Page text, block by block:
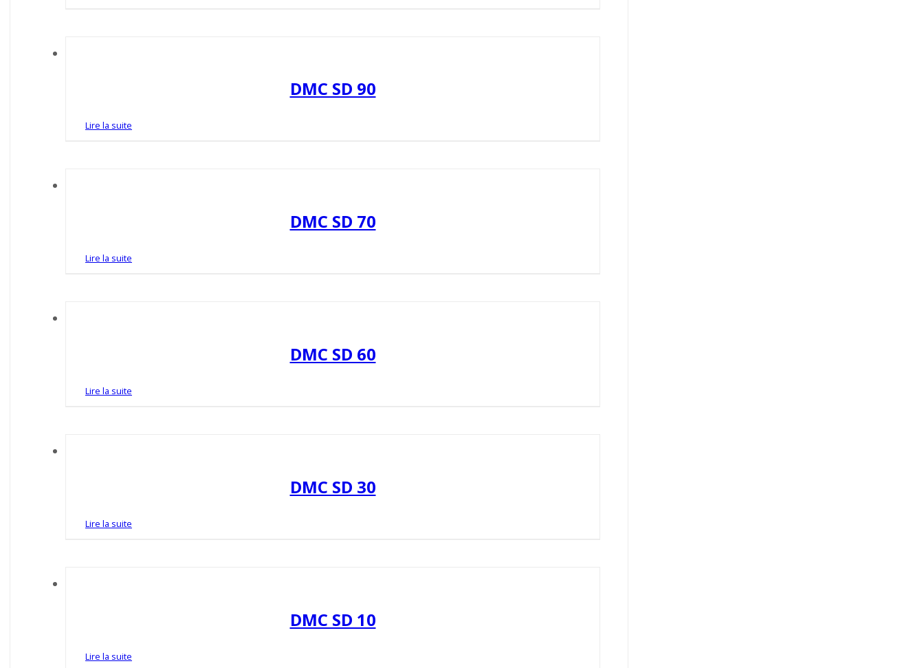
DMC SD 90
Lire la suite
DMC SD 70
Lire la suite
DMC SD 60
Lire la suite
DMC SD 30
Lire la suite
DMC SD 10
Lire la suite